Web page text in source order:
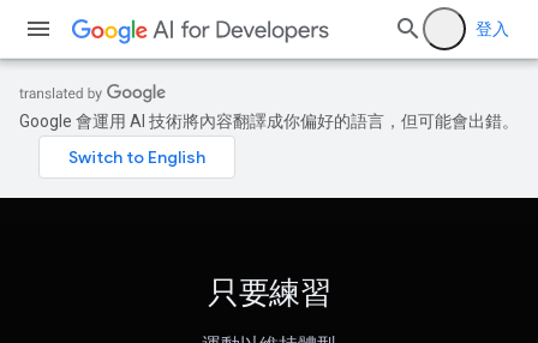
登入
Google 會運用 AI 技術將內容翻譯成你偏好的語言，但可能會出錯。
只要練習